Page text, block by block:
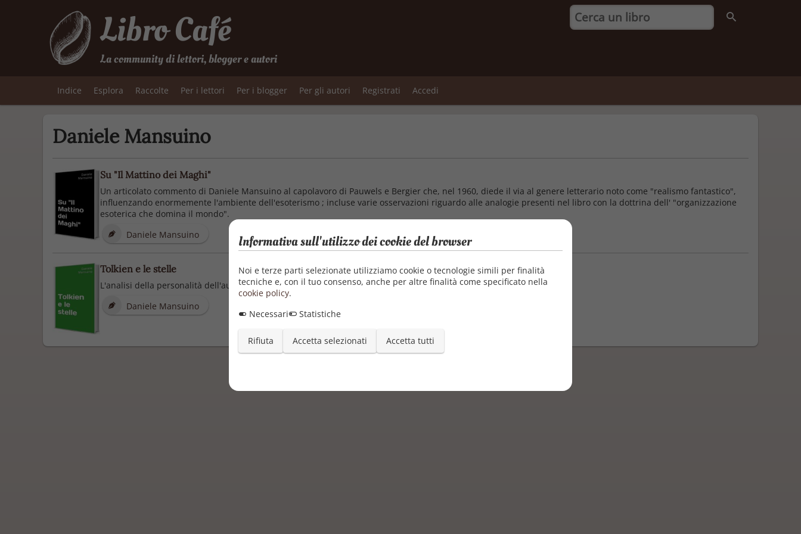
Libro Café
La community di lettori, blogger e autori
Indice Esplora Raccolte Per i lettori Per i blogger Per gli autori Registrati Accedi
Daniele Mansuino
Su "Il Mattino dei Maghi"
Un articolato commento di Daniele Mansuino al capolavoro di Pauwels e Bergier che, nel 1960, diede il via al genere letterario noto come "realismo fantastico",
influenzando enormemente l'ambiente dell'esoterismo ; incluse varie osservazioni riguardo alle analogie presenti nel libro con la dottrina dell' "organizzazione
esoterica che domina il mondo".
Daniele Mansuino
Tolkien e le stelle
L'analisi della personalità dell'autore de "Il Signore degli Anelli" attraverso il suo oroscopo
Daniele Mansuino
Informativa sull'utilizzo dei cookie del browser
Noi e terze parti selezionate utilizziamo cookie o tecnologie simili per finalità
tecniche e, con il tuo consenso, anche per altre finalità come specificato nella
cookie policy.
Necessari
Statistiche
Rifiuta Accetta selezionati Accetta tutti